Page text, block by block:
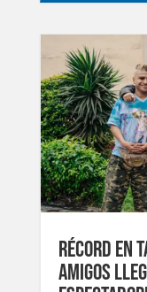
RÉCORD EN
Amigos